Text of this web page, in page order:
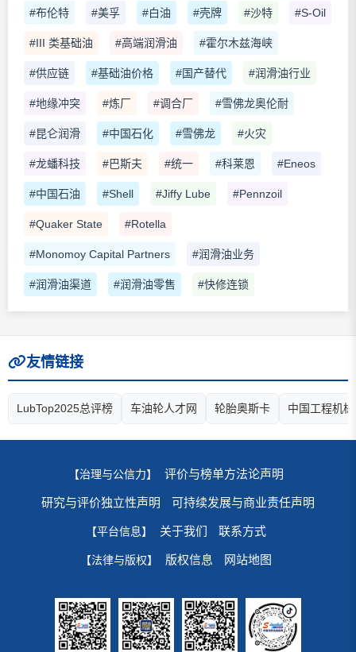
#布伦特 #美孚 #白油 #壳牌 #沙特 #S-Oil
#III 类基础油 #高端润滑油 #霍尔木兹海峡
#供应链 #基础油价格 #国产替代 #润滑油行业
#地缘冲突 #炼厂 #调合厂 #雪佛龙奥伦耐
#昆仑润滑 #中国石化 #雪佛龙 #火灾
#龙蟠科技 #巴斯夫 #统一 #科莱恩 #Eneos
#中国石油 #Shell #Jiffy Lube #Pennzoil
#Quaker State #Rotella
#Monomoy Capital Partners #润滑油业务
#润滑油渠道 #润滑油零售 #快修连锁
友情链接
LubTop2025总评榜 车油轮人才网 轮胎奥斯卡 中国工程机
【治理与公信力】 评价与榜单方法论声明
研究与评价独立性声明 可持续发展与商业责任声明
【平台信息】 关于我们 联系方式
【法律与版权】 版权信息 网站地图